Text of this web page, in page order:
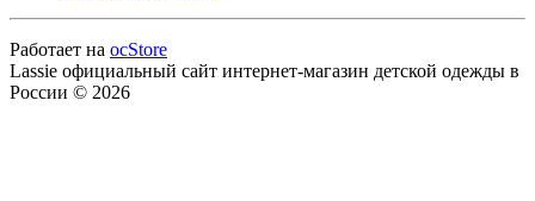
Работает на ocStore
Lassie официальный сайт интернет-магазин детской одежды в
России © 2026